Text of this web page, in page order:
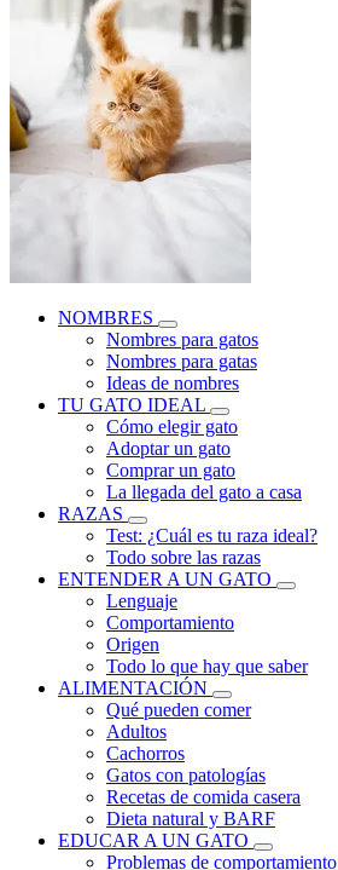
NOMBRES
Nombres para gatos
Nombres para gatas
Ideas de nombres
TU GATO IDEAL
Cómo elegir gato
Adoptar un gato
Comprar un gato
La llegada del gato a casa
RAZAS
Test: ¿Cuál es tu raza ideal?
Todo sobre las razas
ENTENDER A UN GATO
Lenguaje
Comportamiento
Origen
Todo lo que hay que saber
ALIMENTACIÓN
Qué pueden comer
Adultos
Cachorros
Gatos con patologías
Recetas de comida casera
Dieta natural y BARF
EDUCAR A UN GATO
Problemas de comportamiento